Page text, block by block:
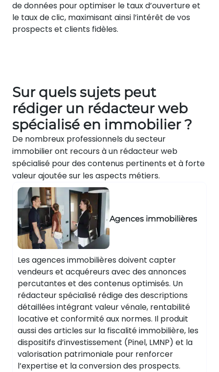
de données pour optimiser le taux d’ouverture et
le taux de clic, maximisant ainsi l’intérêt de vos
prospects et clients fidèles.
Sur quels sujets peut
rédiger un rédacteur web
spécialisé en immobilier ?
De nombreux professionnels du secteur
immobilier ont recours à un rédacteur web
spécialisé pour des contenus pertinents et à forte
valeur ajoutée sur les aspects métiers.
Agences immobilières
Les agences immobilières doivent capter
vendeurs et acquéreurs avec des annonces
percutantes et des contenus optimisés. Un
rédacteur spécialisé rédige des descriptions
détaillées intégrant valeur vénale, rentabilité
locative et conformité aux normes. Il produit
aussi des articles sur la fiscalité immobilière, les
dispositifs d’investissement (Pinel, LMNP) et la
valorisation patrimoniale pour renforcer
l’expertise et la conversion des prospects.